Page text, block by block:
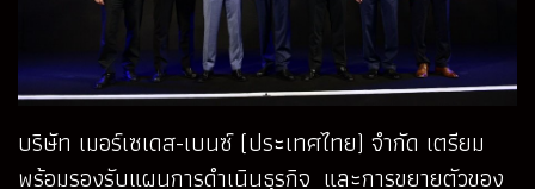
บริษัท เมอร์เซเดส-เบนซ์ (ประเทศไทย) จำกัด เตรียม
พร้อมรองรับแผนการดำเนินธุรกิจ และการขยายตัวของ